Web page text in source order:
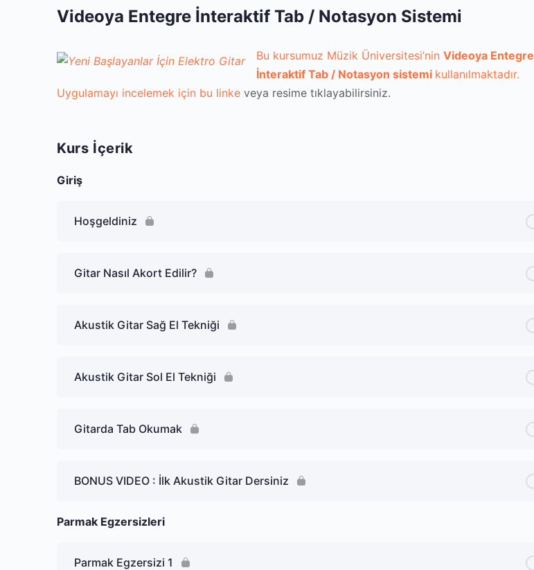
Videoya Entegre İnteraktif Tab / Notasyon Sistemi
Bu kursumuz Müzik Üniversitesi’nin Videoya Entegre
İnteraktif Tab / Notasyon sistemi kullanılmaktadır.
Uygulamayı incelemek için bu linke veya resime tıklayabilirsiniz.
Kurs İçerik
Giriş
Hoşgeldiniz
Gitar Nasıl Akort Edilir?
Akustik Gitar Sağ El Tekniği
Akustik Gitar Sol El Tekniği
Gitarda Tab Okumak
BONUS VIDEO : İlk Akustik Gitar Dersiniz
Parmak Egzersizleri
Parmak Egzersizi 1